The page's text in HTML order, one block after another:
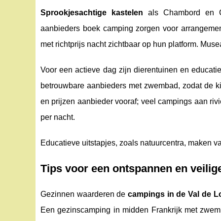
Sprookjesachtige kastelen als Chambord en
aanbieders boek camping zorgen voor
met richtprijs nacht zichtbaar op hun platform.
Voor een actieve dag zijn dierentuinen en
betrouwbare aanbieders met zwembad, zodat de
en prijzen aanbieder vooraf; veel campings aan
per nacht.
Educatieve uitstapjes, zoals natuurcentra, maken
Tips voor een ontspannen en
Gezinnen waarderen decampings in de Val de
Een gezinscamping in midden Frankrijk met